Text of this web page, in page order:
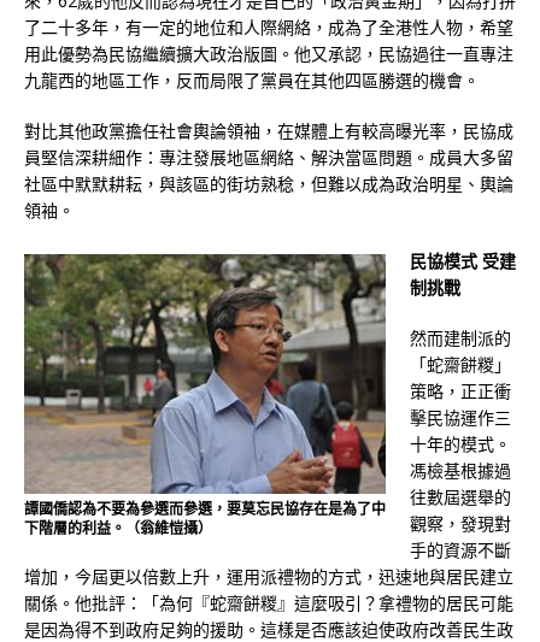
了二十多年，有一定的地位和人際網絡，成為了全港性人物，希望
用此優勢為民協繼續擴大政治版圖。他又承認，民協過往一直專注
九龍西的地區工作，反而局限了黨員在其他四區勝選的機會。
對比其他政黨擔任社會輿論領袖，在媒體上有較高曝光率，民協成
員堅信深耕細作：專注發展地區網絡、解決當區問題。成員大多留
社區中默默耕耘，與該區的街坊熟稔，但難以成為政治明星、輿論
領袖。
譚國僑認為不要為參選而參選，要莫忘民協存在是為了中
下階層的利益。（翁維愷攝）
民協模式 受建
制挑戰
然而建制派的
「蛇齋餅糉」
策略，正正衝
擊民協運作三
十年的模式。
馮檢基根據過
往數屆選舉的
觀察，發現對
手的資源不斷
增加，今屆更以倍數上升，運用派禮物的方式，迅速地與居民建立
關係。他批評：「為何『蛇齋餅糉』這麼吸引？拿禮物的居民可能
是因為得不到政府足夠的援助。這樣是否應該迫使政府改善民生政